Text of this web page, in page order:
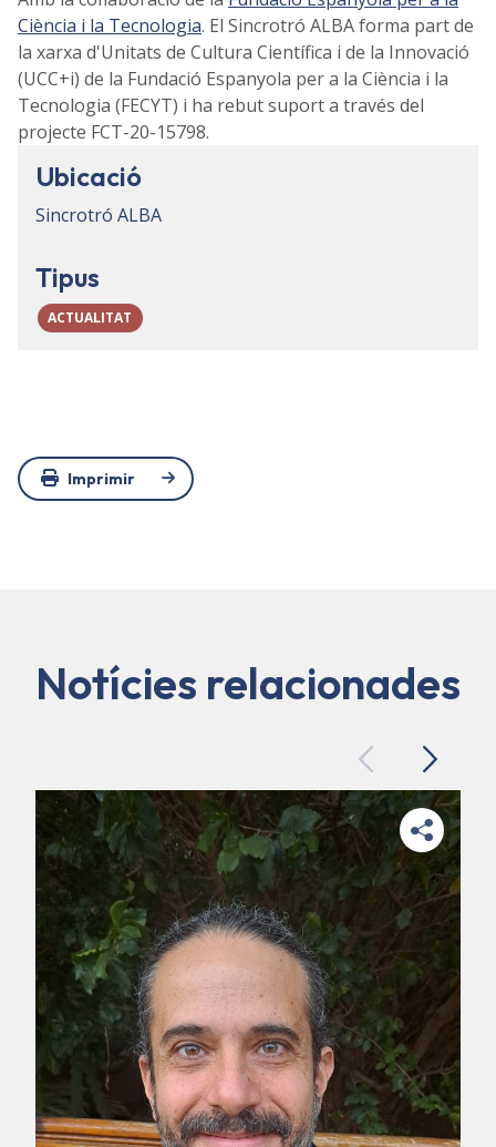
Ciència i la Tecnologia. El Sincrotró ALBA forma part de
la xarxa d'Unitats de Cultura Científica i de la Innovació
(UCC+i) de la Fundació Espanyola per a la Ciència i la
Tecnologia (FECYT) i ha rebut suport a través del
projecte FCT-20-15798.
Ubicació
Sincrotró ALBA
Tipus
ACTUALITAT
Imprimir
Notícies relacionades
PreviousNext